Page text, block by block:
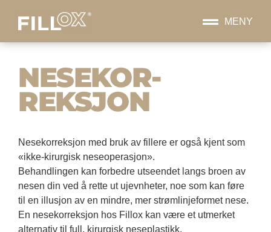
MENY
NESE­KOR­
REKSJON
Nesekorreksjon med bruk av fillere er også kjent som
«ikke-kirurgisk neseoperasjon».
Behandlingen kan forbedre utseendet langs broen av
nesen din ved å rette ut ujevnheter, noe som kan føre
til en illusjon av en mindre, mer strømlinjeformet nese.
En nesekorreksjon hos Fillox kan være et utmerket
alternativ til full, kirurgisk neseplastikk.